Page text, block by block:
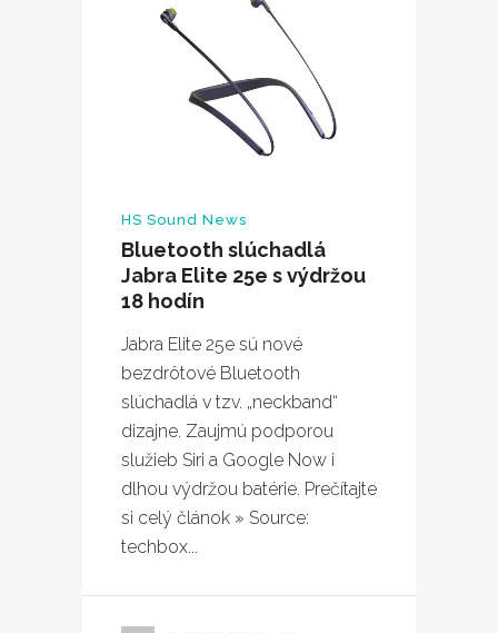
HS Sound News
Bluetooth slúchadlá
Jabra Elite 25e s výdržou
18 hodín
Jabra Elite 25e sú nové
bezdrôtové Bluetooth
slúchadlá v tzv. „neckband“
dizajne. Zaujmú podporou
služieb Siri a Google Now i
dlhou výdržou batérie. Prečítajte
si celý článok » Source:
techbox...